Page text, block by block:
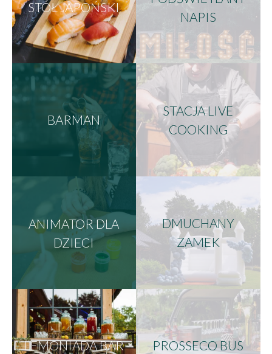
STÓŁ JAPOŃSKI
NAPIS
BARMAN
STACJA LIVE
COOKING
ANIMATOR DLA
DZIECI
DMUCHANY
ZAMEK
LEMONIADA BAR PROSSECO BUS